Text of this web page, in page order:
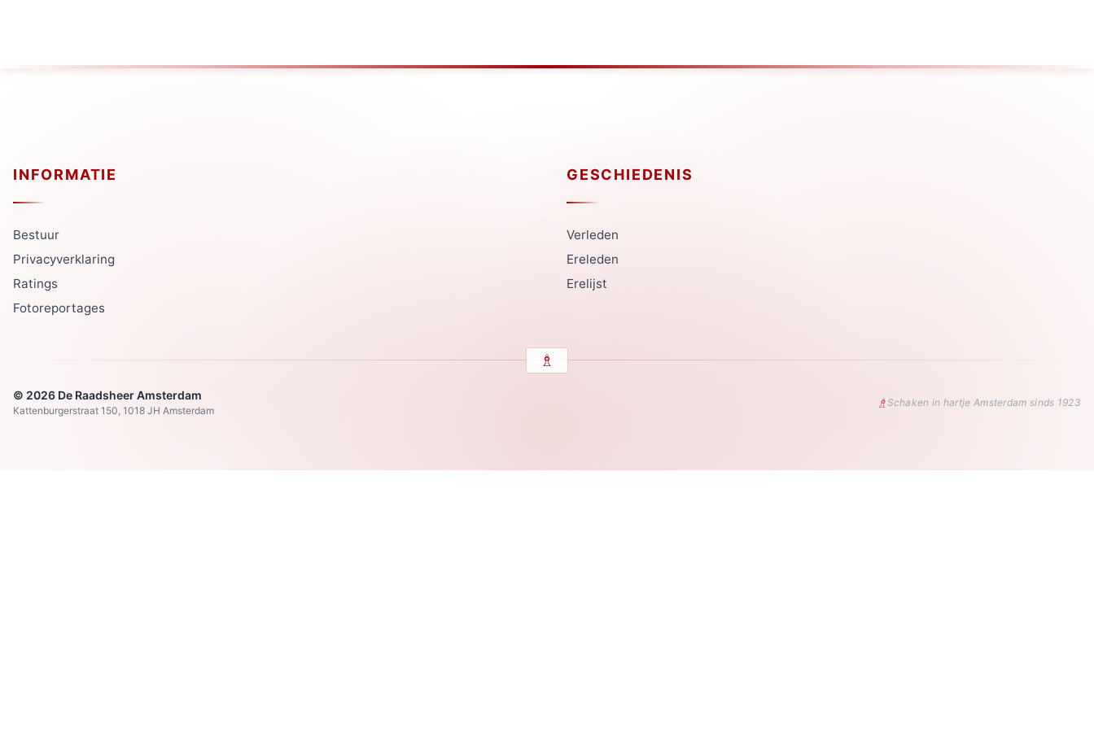
INFORMATIE
Bestuur
Privacyverklaring
Ratings
Fotoreportages
GESCHIEDENIS
Verleden
Ereleden
Erelijst
© 2026 De Raadsheer Amsterdam
Kattenburgerstraat 150, 1018 JH Amsterdam ♗Schaken in hartje Amsterdam sinds 1923